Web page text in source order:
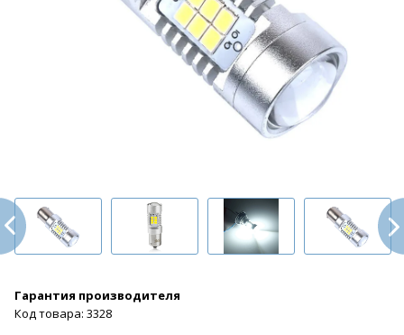
Гарантия производителя
Код товара: 3328